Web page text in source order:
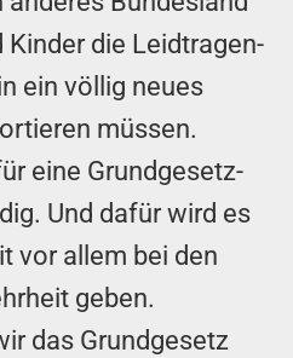
Kinder die Leid­tragen­
ein völlig neues
müssen.
eine Grund­gesetz­
Und dafür wird es
vor allem bei den
geben.
das Grund­gesetz